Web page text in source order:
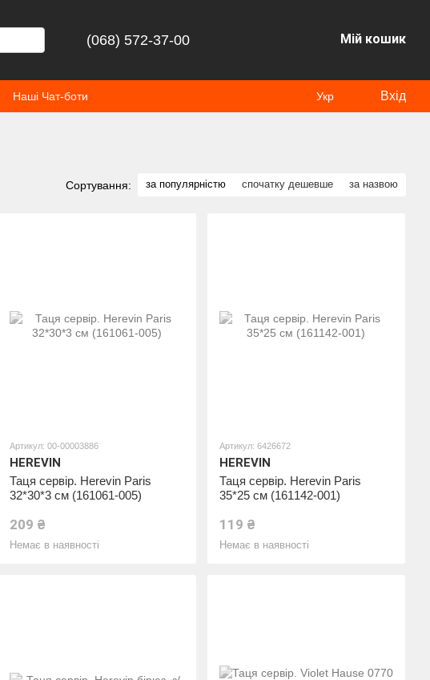
(068) 572-37-00 Мій кошик
Наші Чат-боти Укр Вхід
Сортування: за популярністю спочатку дешевше за назвою
Артикул: 00-00003886
HEREVIN
Таця сервір. Herevin Paris
32*30*3 см (161061-005)
209 ₴
Немає в наявності
Артикул: 6426672
HEREVIN
Таця сервір. Herevin Paris
35*25 см (161142-001)
119 ₴
Немає в наявності